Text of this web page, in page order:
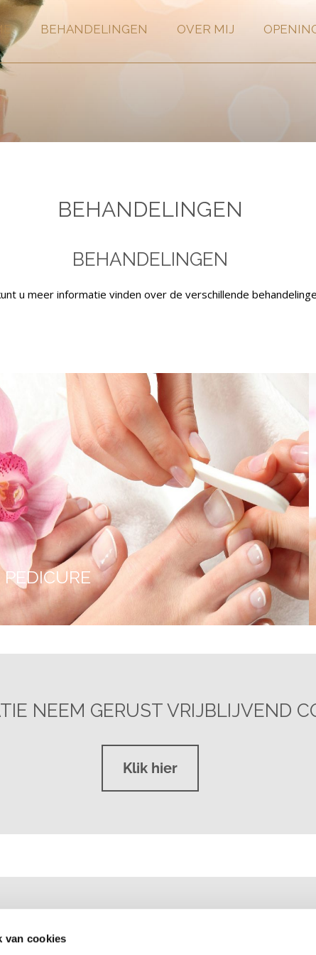
van cookies
BEHANDELINGEN OVER MIJ
BEHANDELINGEN
BEHANDELINGEN
u meer informatie vinden over de verschillende
PEDICURE
NEEM GERUST VRIJBLIJVEND
Klik hier